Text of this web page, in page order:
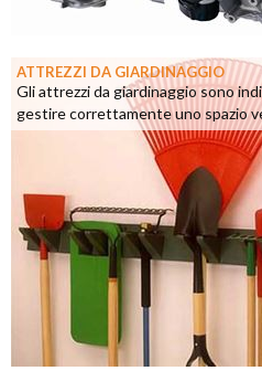
ATTREZZI DA GIARDINAGGIO
Gli attrezzi da giardinaggio sono
gestire correttamente uno spazio